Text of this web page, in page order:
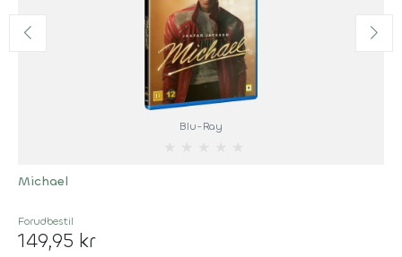
Blu-Ray
Michael
Forudbestil
149,95 kr